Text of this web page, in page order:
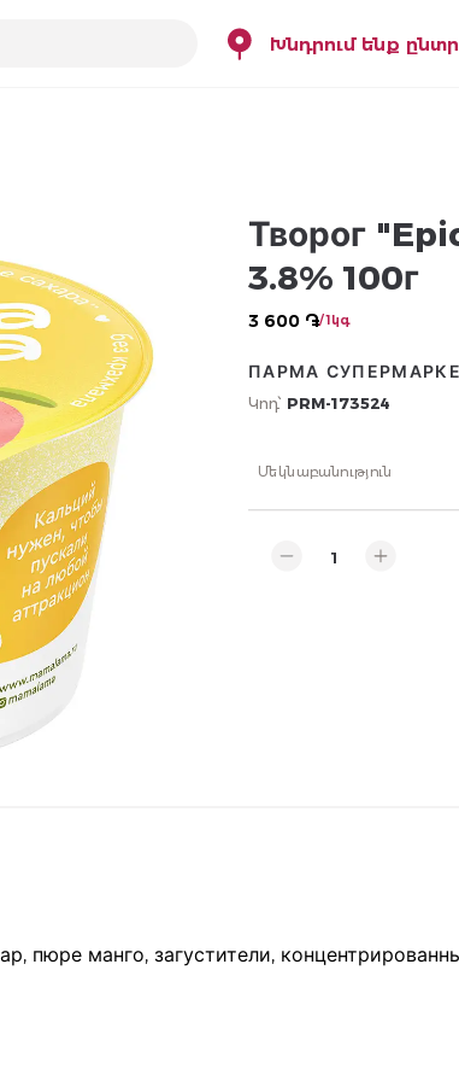
Խնդրում ենք
Творог
3.8% 100г
3 600 ֏/ 1կգ
ПАРМА
Կոդ՝ PRM-173524
Մեկնաբանություն
пюре манго, загустители,